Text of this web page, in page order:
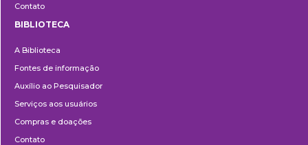
Contato
BIBLIOTECA
A Biblioteca
Fontes de informação
Auxílio ao Pesquisador
Serviços aos usuários
Compras e doações
Contato